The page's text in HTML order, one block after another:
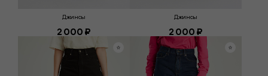
Джинсы
2 000 ₽
Джинсы
2 000 ₽